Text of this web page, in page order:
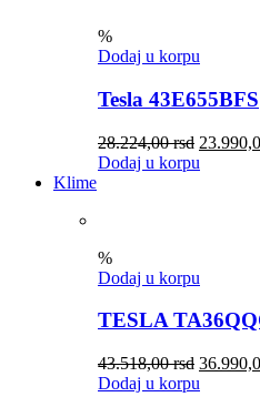
%
Dodaj u korpu
Tesla 43E655BFS
28.224,00rsd
Dodaj u korpu
Klime
%
Dodaj u korpu
TESLA
43.518,00rsd
Dodaj u korpu